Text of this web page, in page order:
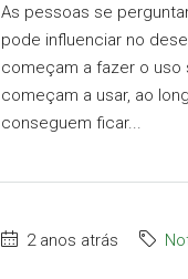
As pessoas se
pode influenciar no
começam a fazer o
começam a usar, ao
conseguem ficar...
2 anos atrás